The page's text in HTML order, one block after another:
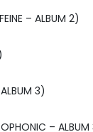
– ALBUM 2)
3)
–